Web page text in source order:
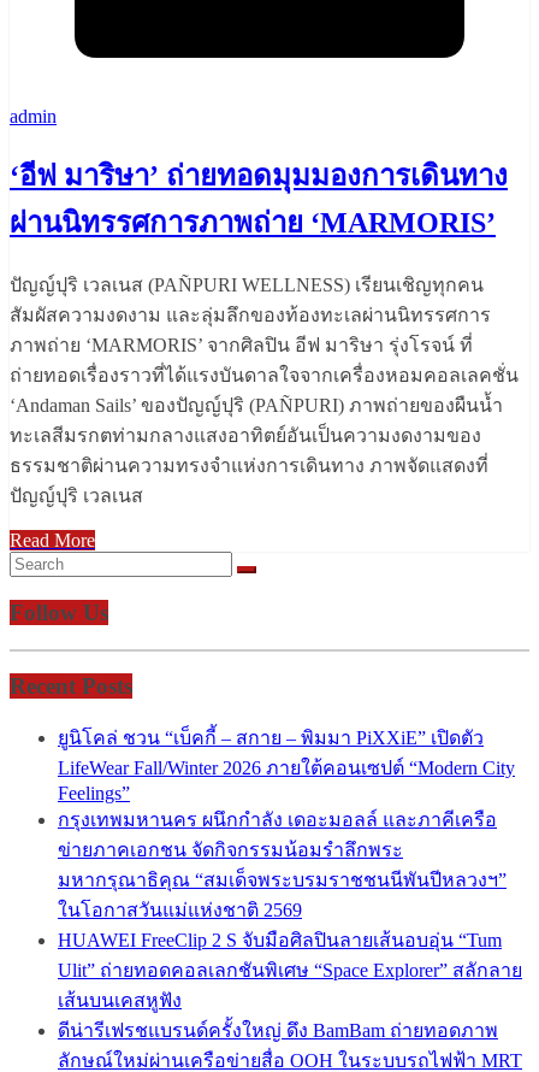
admin
‘อีฟ มาริษา’ ถ่ายทอดมุมมองการเดินทาง
ผ่านนิทรรศการภาพถ่าย ‘MARMORIS’
ปัญญ์ปุริ เวลเนส (PAÑPURI WELLNESS) เรียนเชิญทุกคน
สัมผัสความงดงาม และลุ่มลึกของท้องทะเลผ่านนิทรรศการ
ภาพถ่าย ‘MARMORIS’ จากศิลปิน อีฟ มาริษา รุ่งโรจน์ ที่
ถ่ายทอดเรื่องราวที่ได้แรงบันดาลใจจากเครื่องหอมคอลเลคชั่น
‘Andaman Sails’ ของปัญญ์ปุริ (PAÑPURI) ภาพถ่ายของผืนน้ำ
ทะเลสีมรกตท่ามกลางแสงอาทิตย์อันเป็นความงดงามของ
ธรรมชาติผ่านความทรงจำแห่งการเดินทาง ภาพจัดแสดงที่
ปัญญ์ปุริ เวลเนส
Read More
Follow Us
Recent Posts
ยูนิโคล่ ชวน “เบ็คกี้ – สกาย – พิมมา PiXXiE” เปิดตัว
LifeWear Fall/Winter 2026 ภายใต้คอนเซปต์ “Modern City
Feelings”
กรุงเทพมหานคร ผนึกกำลัง เดอะมอลล์ และภาคีเครือ
ข่ายภาคเอกชน จัดกิจกรรมน้อมรำลึกพระ
มหากรุณาธิคุณ “สมเด็จพระบรมราชชนนีพันปีหลวงฯ”
ในโอกาสวันแม่แห่งชาติ 2569
HUAWEI FreeClip 2 S จับมือศิลปินลายเส้นอบอุ่น “Tum
Ulit” ถ่ายทอดคอลเลกชันพิเศษ “Space Explorer” สลักลาย
เส้นบนเคสหูฟัง
ดีน่ารีเฟรชแบรนด์ครั้งใหญ่ ดึง BamBam ถ่ายทอดภาพ
ลักษณ์ใหม่ผ่านเครือข่ายสื่อ OOH ในระบบรถไฟฟ้า MRT